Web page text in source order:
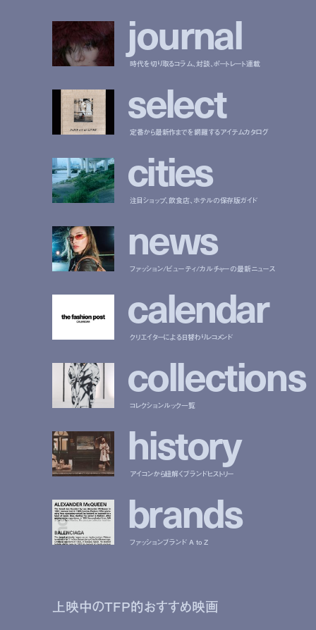
journal
時代を切り取るコラム、対談、ポートレート連載
select
定番から最新作までを網羅するアイテムカタログ
cities
注目ショップ、飲食店、ホテルの保存版ガイド
news
ファッション/ビューティ/カルチャーの最新ニュース
calendar
クリエイターによる日替わりレコメンド
collections
コレクションルック一覧
history
アイコンから紐解くブランドヒストリー
brands
ファッションブランド A to Z
上映中のTFP的おすすめ映画